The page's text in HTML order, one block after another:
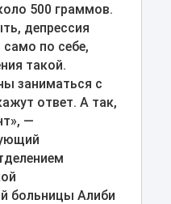
500 граммов.
депрессия
по себе,
такой.
заниматься с
ответ. А так,
—
больницы Алиби